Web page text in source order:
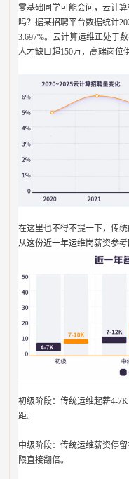
零基础同学可能会问，云计
吗？据某招聘平台数据统计
3.697%。云计算运维正处于
人才缺口超150万，高端岗位
在这里也不得不提一下，传
从这份近一年运维岗薪资参
初级阶段：传统运维起薪4-
距。
中级阶段：传统运维薪资停
限直接翻倍。